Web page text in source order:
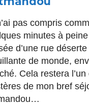
pas compris
minutes à
d’une rue
de monde,
Cela restera l’un
de mon bref